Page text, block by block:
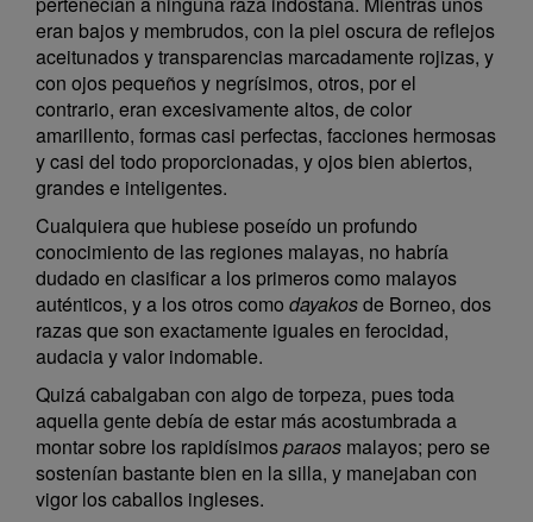
eran bajos y membrudos, con la piel oscura de reflejos
aceitunados y transparencias marcadamente rojizas, y
con ojos pequeños y negrísimos, otros, por el
contrario, eran excesivamente altos, de color
amarillento, formas casi perfectas, facciones hermosas
y casi del todo proporcionadas, y ojos bien abiertos,
grandes e inteligentes.
Cualquiera que hubiese poseído un profundo
conocimiento de las regiones malayas, no habría
dudado en clasificar a los primeros como malayos
auténticos, y a los otros como dayakosde Borneo, dos
razas que son exactamente iguales en ferocidad,
audacia y valor indomable.
Quizá cabalgaban con algo de torpeza, pues toda
aquella gente debía de estar más acostumbrada a
montar sobre los rapidísimosparaos malayos; pero se
sostenían bastante bien en la silla, y manejaban con
vigor los caballos ingleses.